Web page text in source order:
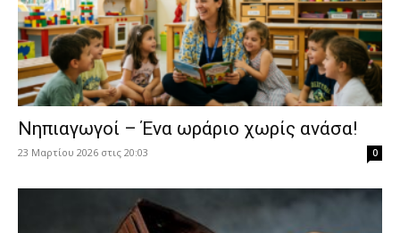
Νηπιαγωγοί – Ένα ωράριο χωρίς ανάσα!
23 Μαρτίου 2026 στις 20:03 0